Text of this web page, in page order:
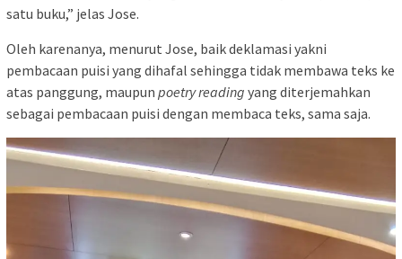
satu buku,” jelas Jose.
Oleh karenanya, menurut Jose, baik deklamasi yakni
pembacaan puisi yang dihafal sehingga tidak membawa teks ke
atas panggung, maupun poetry reading yang diterjemahkan
sebagai pembacaan puisi dengan membaca teks, sama saja.